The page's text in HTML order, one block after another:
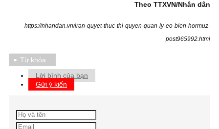
Theo TTXVN/Nhân dân
https://nhandan.vn/iran-quyet-thuc-thi-quyen-quan-ly-eo-bien-hormuz-
post965992.html
Từ khóa
Lời bình của bạn
Gửi ý kiến